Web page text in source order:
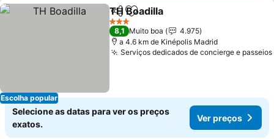
Escolha popular
PartilharAdicionar aos favoritos
TH Boadilla
3 Estrelas
8,1 Muito boa
4.975
a 4.6 km de Kinépolis Madrid
Serviços dedicados de concierge e passeios
Selecione as datas para ver os preços
exatos.
Ver preços